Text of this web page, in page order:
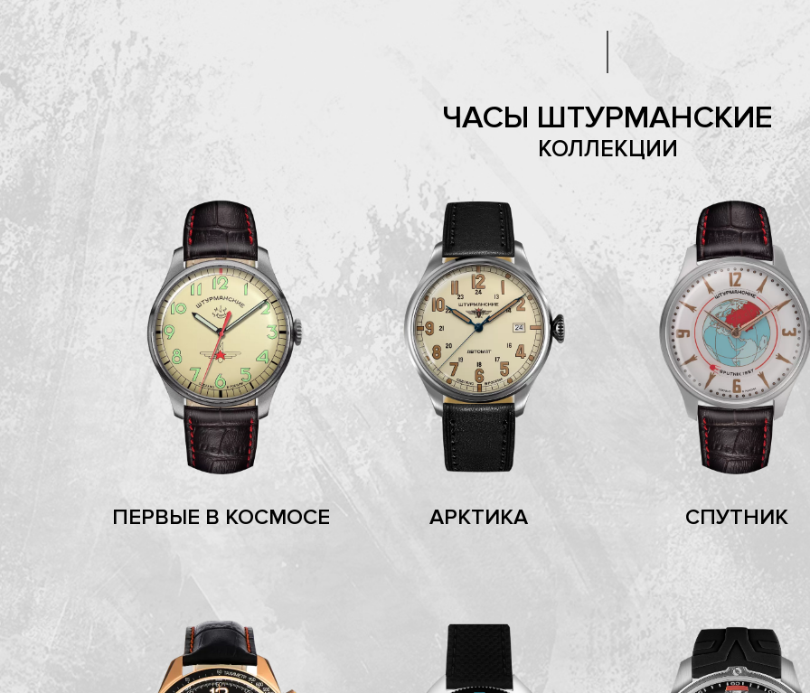
ЧАСЫ ШТУРМАНСКИЕ
КОЛЛЕКЦИИ
ПЕРВЫЕ В КОСМОСЕ АРКТИКА СПУТНИК